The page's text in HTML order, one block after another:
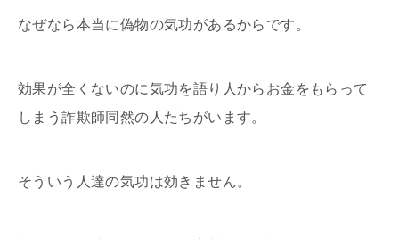
なぜなら本当に偽物の気功があるからです。
効果が全くないのに気功を語り人からお金をもらって
しまう詐欺師同然の人たちがいます。
そういう人達の気功は効きません。